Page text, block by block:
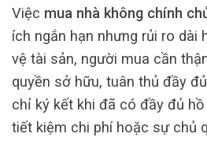
Việc mua nhà không chính
ích ngắn hạn nhưng rủi ro dài
vệ tài sản, người mua cần
quyền sở hữu, tuân thủ đầy
chỉ ký kết khi đã có đầy đủ
tiết kiệm chi phí hoặc sự chủ